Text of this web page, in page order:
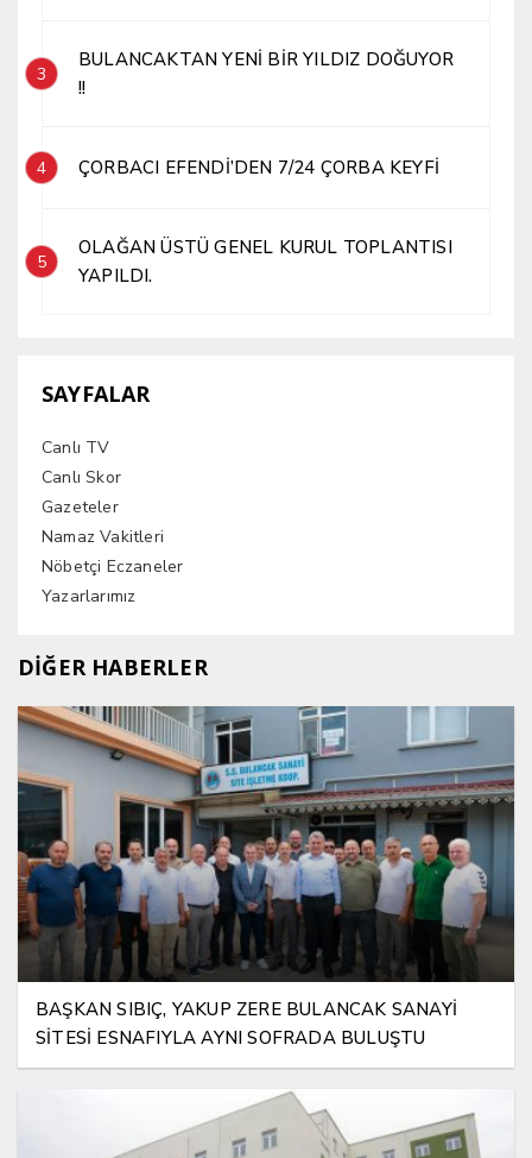
3
BULANCAKTAN YENİ BİR YILDIZ DOĞUYOR
!!
4 ÇORBACI EFENDİ’DEN 7/24 ÇORBA KEYFİ
5
OLAĞAN ÜSTÜ GENEL KURUL TOPLANTISI
YAPILDI.
SAYFALAR
Canlı TV
Canlı Skor
Gazeteler
Namaz Vakitleri
Nöbetçi Eczaneler
Yazarlarımız
DİĞER HABERLER
BAŞKAN SIBIÇ, YAKUP ZERE BULANCAK SANAYİ
SİTESİ ESNAFIYLA AYNI SOFRADA BULUŞTU